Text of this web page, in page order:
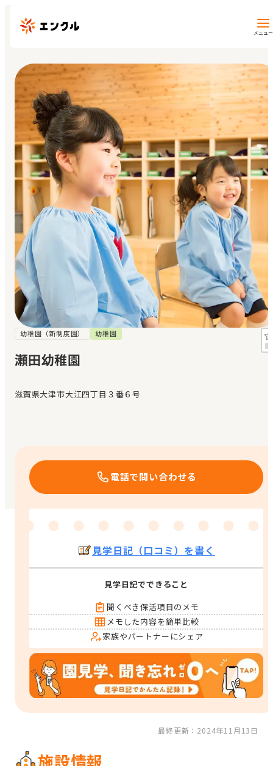
メニュー
保育園・幼稚園を探す
地図から探す
地域から探す
マイページ
お気に入り
メッセージ
おすすめの園
エンクルの特徴と活用方法
幼稚園（新制度園） 幼稚園
瀬田幼稚園
滋賀県大津市大江四丁目３番６号
電話で問い合わせる
見学日記（口コミ）を書く
見学日記でできること
聞くべき保活項目のメモ
メモした内容を簡単比較
家族やパートナーにシェア
最終更新：2024年11月13日
施設情報